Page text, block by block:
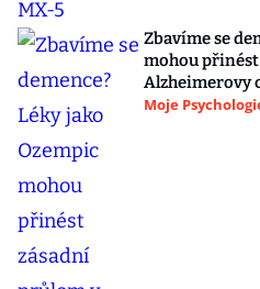
Zbavíme se
mohou přinést
Alzheimerovy
Moje